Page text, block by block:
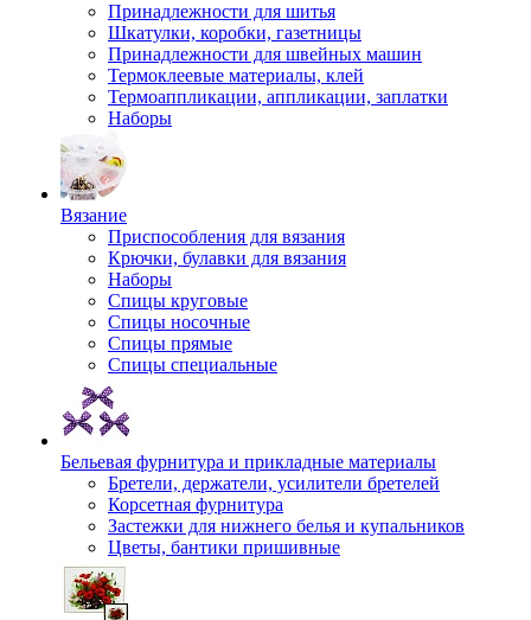
Принадлежности для шитья
Шкатулки, коробки, газетницы
Принадлежности для швейных машин
Термоклеевые материалы, клей
Термоаппликации, аппликации, заплатки
Наборы
Вязание
Приспособления для вязания
Крючки, булавки для вязания
Наборы
Спицы круговые
Спицы носочные
Спицы прямые
Спицы специальные
Бельевая фурнитура и прикладные материалы
Бретели, держатели, усилители бретелей
Корсетная фурнитура
Застежки для нижнего белья и купальников
Цветы, бантики пришивные